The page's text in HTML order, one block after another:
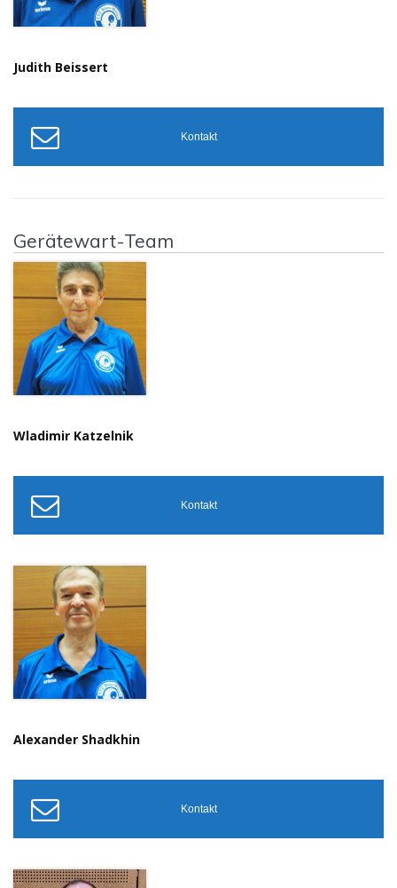
Judith Beissert
Kontakt
Gerätewart-Team
Wladimir Katzelnik
Kontakt
Alexander Shadkhin
Kontakt